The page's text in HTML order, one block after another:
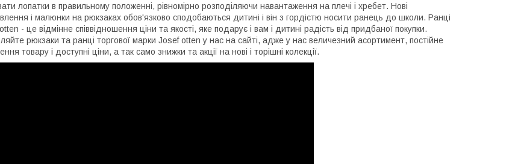
лопатки в правильному положенні, рівномірно розподіляючи навантаження на плечі і хребет. Нові
і малюнки на рюкзаках обов'язково сподобаються дитині і він з гордістю носити ранець до школи. Ранці
- це відмінне співвідношення ціни та якості, яке подарує і вам і дитині радість від придбаної покупки.
рюкзаки та ранці торгової марки Josef otten у нас на сайті, адже у нас величезний асортимент, постійне
товару і доступні ціни, а так само знижки та акції на нові і торішні колекції.